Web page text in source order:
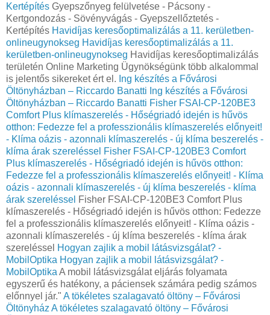
Kertépítés Gyepszőnyeg felülvetése - Pácsony -
Kertgondozás - Sövényvágás - Gyepszellőztetés -
Kertépítés Havidíjas keresőoptimalizálás a 11. kerületben-
onlineugynokseg Havidíjas keresőoptimalizálás a 11.
kerületben-onlineugynokseg Havidíjas keresőoptimalizálás
területén Online Marketing Ügynökségünk több alkalommal
is jelentős sikereket ért el. Ing készítés a Fővárosi
Öltönyházban – Riccardo Banatti Ing készítés a Fővárosi
Öltönyházban – Riccardo Banatti Fisher FSAI-CP-120BE3
Comfort Plus klímaszerelés - Hőségriadó idején is hűvös
otthon: Fedezze fel a professzionális klímaszerelés előnyeit!
- Klíma oázis - azonnali klímaszerelés - új klíma beszerelés -
klíma árak szereléssel Fisher FSAI-CP-120BE3 Comfort
Plus klímaszerelés - Hőségriadó idején is hűvös otthon:
Fedezze fel a professzionális klímaszerelés előnyeit! - Klíma
oázis - azonnali klímaszerelés - új klíma beszerelés - klíma
árak szereléssel Fisher FSAI-CP-120BE3 Comfort Plus
klímaszerelés - Hőségriadó idején is hűvös otthon: Fedezze
fel a professzionális klímaszerelés előnyeit! - Klíma oázis -
azonnali klímaszerelés - új klíma beszerelés - klíma árak
szereléssel Hogyan zajlik a mobil látásvizsgálat? -
MobilOptika Hogyan zajlik a mobil látásvizsgálat? -
MobilOptika A mobil látásvizsgálat eljárás folyamata
egyszerű és hatékony, a páciensek számára pedig számos
előnnyel jár." A tökéletes szalagavató öltöny – Fővárosi
Öltönyház A tökéletes szalagavató öltöny – Fővárosi